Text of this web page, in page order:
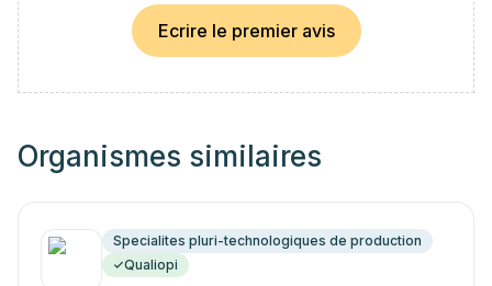
Ecrire le premier avis
Organismes similaires
Specialites pluri-technologiques de production
Qualiopi